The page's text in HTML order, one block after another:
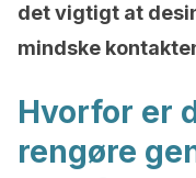
det vigtigt at
mindske
Hvorfor er
rengøre